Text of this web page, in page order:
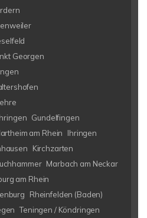
Georgen
Gundelfingen
am Rhein
Ihringen
Kirchzarten
Marbach am Neckar
am Rhein
Rheinfelden (Baden)
Teningen / Köndringen